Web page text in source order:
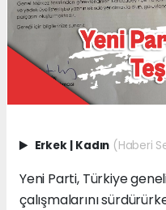
Erkek | Kadın (Haberi
Yeni Parti, Türkiye
çalışmalarını